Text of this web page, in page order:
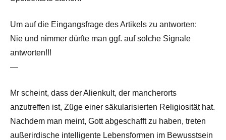
Um auf die Eingangsfrage des Artikels zu antworten:
Nie und nimmer dürfte man ggf. auf solche Signale
antworten!!!
—
Mr scheint, dass der Alienkult, der mancherorts
anzutreffen ist, Züge einer säkularisierten Religiosität hat.
Nachdem man meint, Gott abgeschafft zu haben, treten
außerirdische intelligente Lebensformen im Bewusstsein